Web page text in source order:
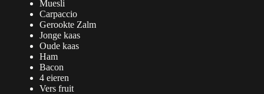
Muesli
Carpaccio
Gerookte Zalm
Jonge kaas
Oude kaas
Ham
Bacon
4 eieren
Vers fruit